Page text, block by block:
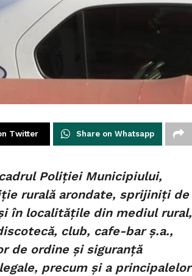
Twitter Share on Whatsapp
Poliţiei Municipiului,
rurală arondate, sprijiniţi de
în localităţile din mediul rural,
club, cafe-bar ş.a.,
de ordine şi siguranţă
precum şi a principalelor